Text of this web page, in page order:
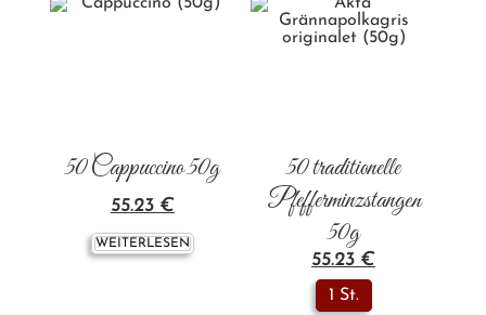
50 Cappuccino 50g
55.23 €
WEITERLESEN
50 traditionelle
Pfefferminzstangen
50g
55.23 €
1 St.